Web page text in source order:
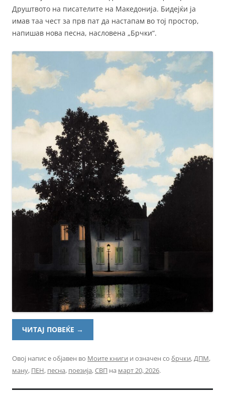
Друштвото на писателите на Македонија. Бидејќи ја
имав таа чест за прв пат да настапам во тој простор,
напишав нова песна, насловена „Брчки“.
ЧИТАЈ ПОВЕЌЕ →
Овој напис е објавен во Моите книги и означен со брчки,ДПМ,
ману, ПЕН, песна, поезија,СВП на март 20, 2026.